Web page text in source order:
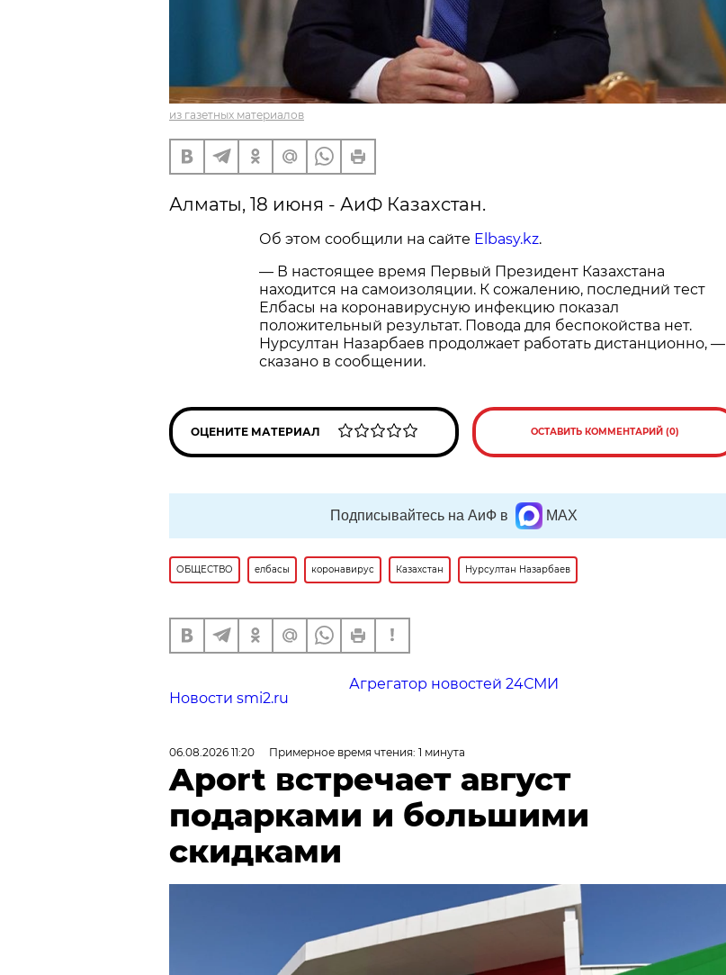
из газетных материалов
Алматы, 18 июня - АиФ Казахстан.
Об этом сообщили на сайте Elbasy.kz.
— В настоящее время Первый Президент Казахстана
находится на самоизоляции. К сожалению, последний тест
Елбасы на коронавирусную инфекцию показал
положительный результат. Повода для беспокойства нет.
Нурсултан Назарбаев продолжает работать дистанционно, —
сказано в сообщении.
ОЦЕНИТЕ МАТЕРИАЛ ОСТАВИТЬ КОММЕНТАРИЙ (0)
Подписывайтесь на АиФ в MAX
ОБЩЕСТВО елбасы коронавирус Казахстан Нурсултан Назарбаев
Агрегатор новостей 24СМИ
Новости smi2.ru
06.08.2026 11:20 Примерное время чтения: 1 минута
Aport встречает август
подарками и большими
скидками